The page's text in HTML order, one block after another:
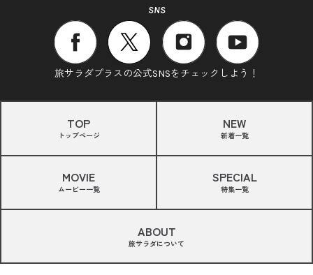
SNS
旅サラダプラスの公式SNSをチェックしよう！
TOP
トップページ
NEW
新着一覧
MOVIE
ムービー一覧
SPECIAL
特集一覧
ABOUT
旅サラダについて